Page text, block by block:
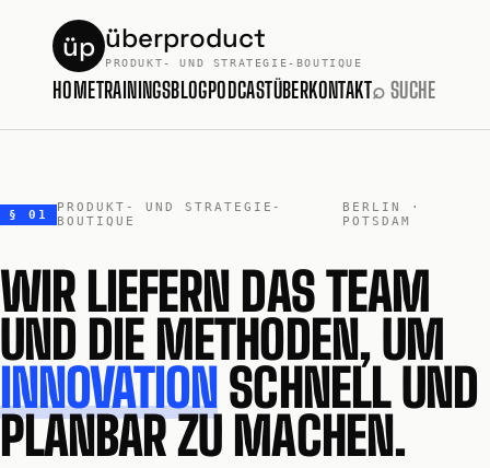
üp überproduct
PRODUKT- UND STRATEGIE-BOUTIQUE
HOMETRAININGSBLOGPODCASTÜBERKONTAKT⌕ SUCHE
§ 01
PRODUKT- UND STRATEGIE-
BOUTIQUE
BERLIN ·
POTSDAM
WIR LIEFERN DAS TEAM
UND DIE METHODEN, UM
INNOVATION SCHNELL UND
PLANBAR ZU MACHEN.